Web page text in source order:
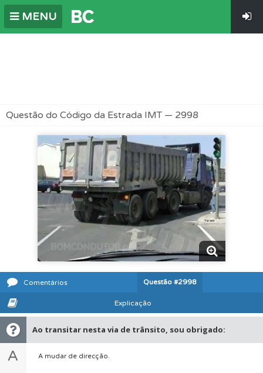
MENU
Questão do Código da Estrada IMT — 2998
Comentários Questão #2998
Explicação
Ao transitar nesta via de trânsito, sou obrigado:
A A mudar de direcção.